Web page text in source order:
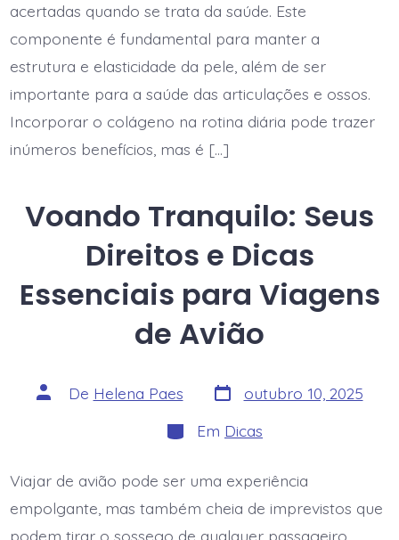
acertadas quando se trata da saúde. Este
componente é fundamental para manter a
estrutura e elasticidade da pele, além de ser
importante para a saúde das articulações e ossos.
Incorporar o colágeno na rotina diária pode trazer
inúmeros benefícios, mas é […]
Voando Tranquilo: Seus
Direitos e Dicas
Essenciais para Viagens
de Avião
Autor
do
De Helena Paes Data
do
outubro 10, 2025
Categorias
Em Dicas
Viajar de avião pode ser uma experiência
empolgante, mas também cheia de imprevistos que
podem tirar o sossego de qualquer passageiro.